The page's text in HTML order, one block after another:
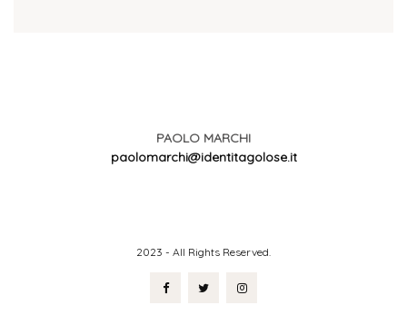
PAOLO MARCHI
paolomarchi@identitagolose.it
2023 - All Rights Reserved.